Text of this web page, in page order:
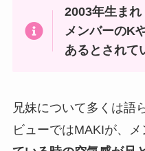
2003年生まれ
メンバーのK
あるとされて
兄妹について多くは語
ビューではMAKIが、